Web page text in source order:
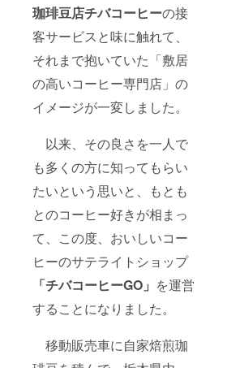
珈琲豆店チバコーヒーの接
客サービスと味に触れて、
それまで抱いていた「敷居
の高いコーヒー専門店」の
イメージが一変しました。
以来、その良さを一人で
も多くの方に知ってもらい
たいという思いと、もとも
とのコーヒー好きが相まっ
て、この度、おいしいコー
ヒーのサテライトショップ
「チバコーヒーGO」 を運営
することになりました。
移動販売車に自家焙煎珈